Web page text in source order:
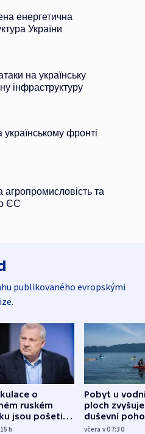
енергетична
України
на українську
інфраструктуру
фронті
агропромисловість та
ЄС
publikovaného evropskými
o
ruském
jsou pošetilé,
estonský
h
Pobyt u
ploch zvyšuje
duševní
ukázala
včera v 07:30